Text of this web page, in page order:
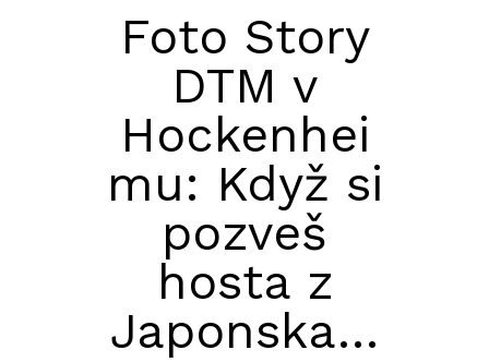
Foto Story
DTM v
Hockenhei
mu: Když si
pozveš
hosta z
Japonska…